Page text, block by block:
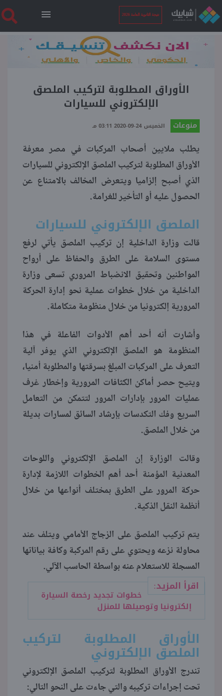
نتيجة الثانوية العامة 2026
الرئيسية
نتيجة الثانوية العامة 2026
فنجان قهوة
بوابة الطلبة
منوعات
الأوراق المطلوبة لتركيب الملصق
الإلكتروني للسيارات
منوعات الخميس 24-09-2020 03:11 مـ
يطلب ملايين أصحاب المركبات في مصر معرفة
الأوراق المطلوبة لتركيب الملصق الإلكتروني للسيارات
الذي أصبح إلزاميا ويتعرض المخالف بالامتناع عن
الحصول عليه أو التأخير للغرامة.
الملصق الإلكتروني للسيارات
قالت وزارة الداخلية إن تركيب الملصق يأتي لرفع
مستوى السلامة على الطرق والحفاظ على أرواح
المواطنين وتحقيق الانضباط المروري تسعى وزارة
الداخلية من خلال خطوات عملية نحو إدارة الحركة
المرورية إلكترونيا من خلال منظومة متكاملة.
وأشارت أنه أحد أهم الأدوات الفاعلة في هذا
المنظومة هو الملصق الإلكتروني الذي يوفر آلية
التعرف على المركبات المبلغ بسرقتها والمطلوبة أمنيا،
ويتيح حصر أماكن الكثافات المرورية وإخطار غرف
عمليات المرور بإدارات المرور لتتمكن من التعامل
السريع وفك التكدسات بإرشاد السائق لمسارات بديلة
من خلال الملصق.
وقالت الوزارة إن الملصق الإلكتروني واللوحات
المعدنية المؤمنة أحد أهم الخطوات اللازمة لإدارة
حركة المرور على الطرق بمختلف أنواعها من خلال
أنظمة النقل الذكية.
يتم تركيب الملصق على الزجاج الأمامي ويتلف عند
محاولة نزعه ويحتوي على رقم المركبة وكافة بياناتها
المسجلة للاستعلام عنه بواسطة الحاسب الآلي.
اقرأ المزيد:
خطوات تجديد رخصة السيارة
إلكترونيا وتوصيلها للمنزل
الأوراق المطلوبة لتركيب
الملصق الإلكتروني
تندرج الأوراق المطلوبة لتركيب الملصق الإلكتروني
تحت إجراءات تركيبه والتي جاءت على النحو التالي: